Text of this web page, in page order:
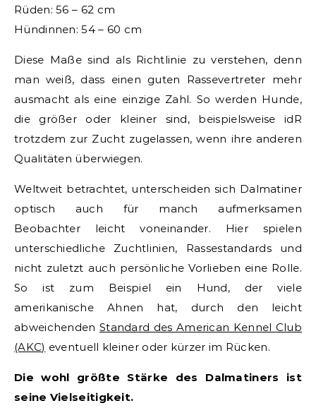
Rüden: 56 – 62 cm
Hündinnen: 54 – 60 cm
Diese Maße sind als Richtlinie zu verstehen, denn
man weiß, dass einen guten Rassevertreter mehr
ausmacht als eine einzige Zahl. So werden Hunde,
die größer oder kleiner sind, beispielsweise idR
trotzdem zur Zucht zugelassen, wenn ihre anderen
Qualitäten überwiegen.
Weltweit betrachtet, unterscheiden sich Dalmatiner
optisch auch für manch aufmerksamen
Beobachter leicht voneinander. Hier spielen
unterschiedliche Zuchtlinien, Rassestandards und
nicht zuletzt auch persönliche Vorlieben eine Rolle.
So ist zum Beispiel ein Hund, der viele
amerikanische Ahnen hat, durch den leicht
abweichenden Standard des American Kennel Club
(AKC) eventuell kleiner oder kürzer im Rücken.
Die wohl größte Stärke des Dalmatiners ist
seine Vielseitigkeit.